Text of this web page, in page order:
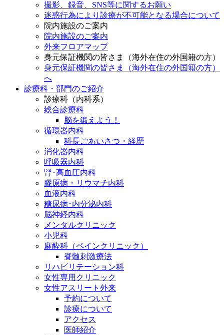
撮影、録音、SNS等に関するお願い
迷惑行為により診療が不可能となる場合について
院内施設のご案内
院内施設のご案内
外来フロアマップ
身元保証機関の皆さま（海外在住の外国籍の方）
身元保証機関の皆さま（海外在住の外国籍の方）
へ
診療科・部門のご紹介
診療科（内科系）
総合診療科
脳を鍛えよう！
循環器内科
科長ごあいさつ・経歴
消化器内科
呼吸器内科
腎･高血圧内科
膠原病・リウマチ内科
血液内科
糖尿病･内分泌内科
脳神経内科
メンタルクリニック
小児科
麻酔科（ペインクリニック）
脊髄刺激療法
リハビリテーション科
女性専用クリニック
女性アスリート外来
予約について
診療について
アクセス
医師紹介